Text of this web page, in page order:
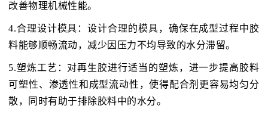
改善物理机械性能。
4.合理设计模具：设计合理的模具，确保在成型过程中胶
料能够顺畅流动，减少因压力不均导致的水分滞留。
5.塑炼工艺：对再生胶进行适当的塑炼，进一步提高胶料
可塑性、渗透性和成型流动性，使得配合剂更容易均匀分
散，同时有助于排除胶料中的水分。